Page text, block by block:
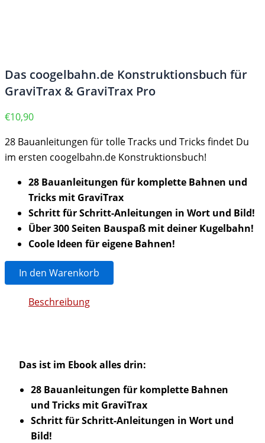
Das coogelbahn.de Konstruktionsbuch für
GraviTrax & GraviTrax Pro
€10,90
28 Bauanleitungen für tolle Tracks und Tricks findet Du
im ersten coogelbahn.de Konstruktionsbuch!
28 Bauanleitungen für komplette Bahnen und
Tricks mit GraviTrax
Schritt für Schritt-Anleitungen in Wort und Bild!
Über 300 Seiten Bauspaß mit deiner Kugelbahn!
Coole Ideen für eigene Bahnen!
Das
coogelbahn.de
Menge
In den Warenkorb
Beschreibung
Das ist im Ebook alles drin:
28 Bauanleitungen für komplette Bahnen
und Tricks mit GraviTrax
Schritt für Schritt-Anleitungen in Wort und
Bild!